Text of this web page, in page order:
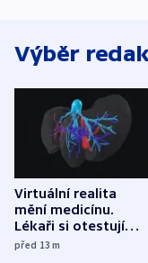
Výběr
Virtuální realita
mění medicínu.
Lékaři si otestují
každý řez, říká
před 13m